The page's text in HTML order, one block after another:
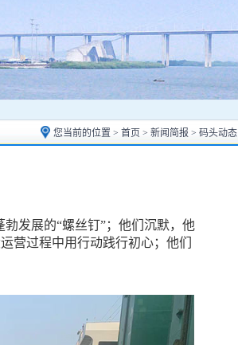
您当前的位置 > 首页 > 新闻简报 > 码头动态
发展的“螺丝钉”；他们沉默，他
营过程中用行动践行初心；他们